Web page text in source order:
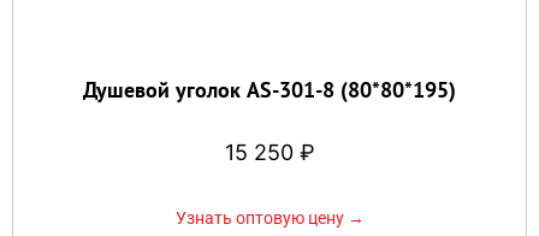
Душевой уголок AS-301-8 (80*80*195)
15 250 ₽
Узнать оптовую цену →